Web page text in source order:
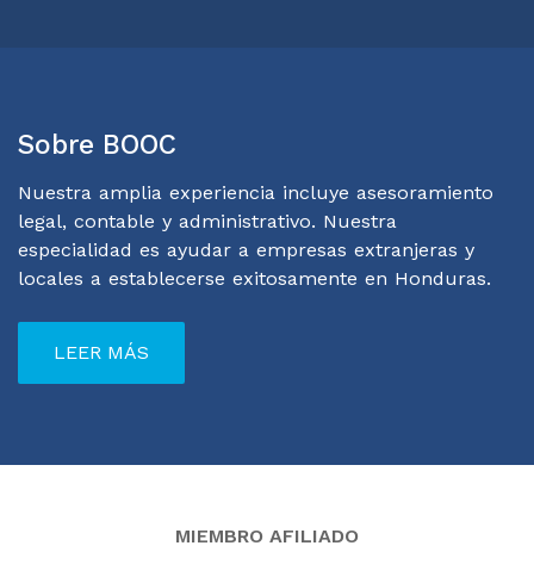
Sobre BOOC
Nuestra amplia experiencia incluye asesoramiento
legal, contable y administrativo. Nuestra
especialidad es ayudar a empresas extranjeras y
locales a establecerse exitosamente en Honduras.
LEER MÁS
MIEMBRO AFILIADO